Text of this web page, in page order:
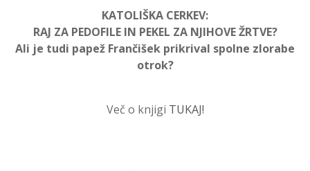
KATOLIŠKA CERKEV:
RAJ ZA PEDOFILE IN PEKEL ZA NJIHOVE ŽRTVE?
Ali je tudi papež Frančišek prikrival spolne zlorabe
otrok?
Več o knjigi TUKAJ!